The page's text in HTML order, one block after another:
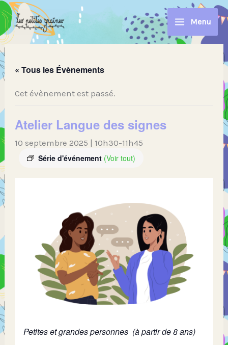
Aller
au
contenu
Menu
« Tous les Évènements
Cet évènement est passé.
Atelier Langue des signes
10 septembre 2025 | 10h30-11h45
Série d'événement (Voir tout)
Petites et grandes personnes (à partir de 8 ans)